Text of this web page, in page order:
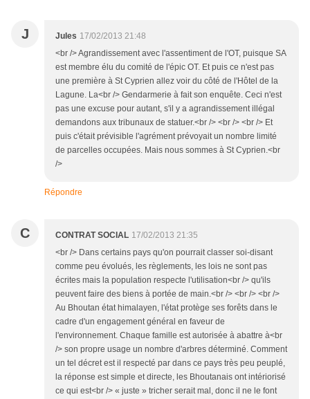
J Jules 17/02/2013 21:48
<br /> Agrandissement avec l'assentiment de l'OT, puisque SA
est membre élu du comité de l'épic OT. Et puis ce n'est pas
une première à St Cyprien allez voir du côté de l'Hôtel de la
Lagune. La<br /> Gendarmerie à fait son enquête. Ceci n'est
pas une excuse pour autant, s'il y a agrandissement illégal
demandons aux tribunaux de statuer.<br /> <br /> <br /> Et
puis c'était prévisible l'agrément prévoyait un nombre limité
de parcelles occupées. Mais nous sommes à St Cyprien.<br
/>
Répondre
C CONTRAT SOCIAL 17/02/2013 21:35
<br /> Dans certains pays qu'on pourrait classer soi-disant
comme peu évolués, les règlements, les lois ne sont pas
écrites mais la population respecte l'utilisation<br /> qu'ils
peuvent faire des biens à portée de main.<br /> <br /> <br />
Au Bhoutan état himalayen, l'état protège ses forêts dans le
cadre d'un engagement général en faveur de
l'environnement. Chaque famille est autorisée à abattre à<br
/> son propre usage un nombre d'arbres déterminé. Comment
un tel décret est il respecté par dans ce pays très peu peuplé,
la réponse est simple et directe, les Bhoutanais ont intériorisé
ce qui est<br /> « juste » tricher serait mal, donc il ne le font